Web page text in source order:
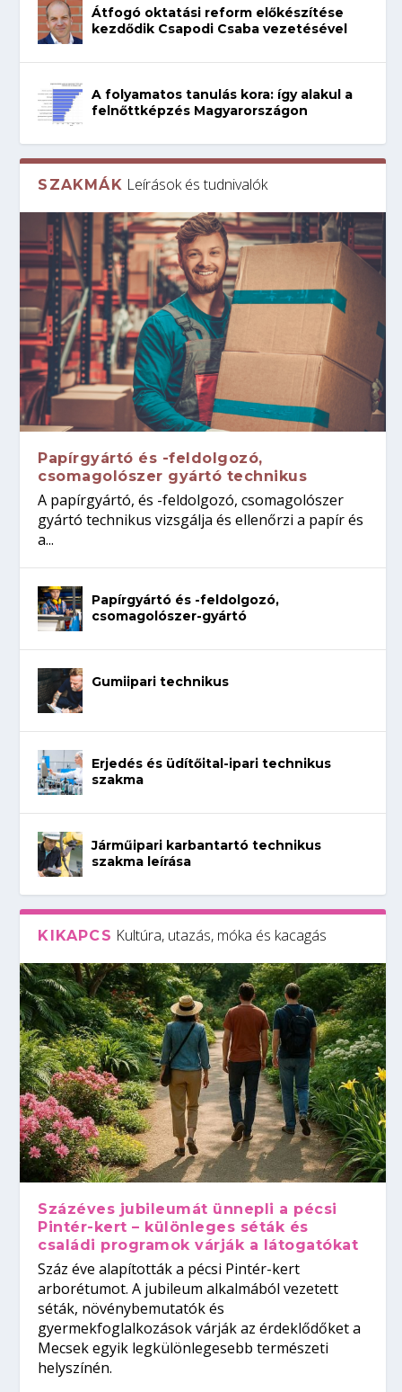
Átfogó oktatási reform előkészítése
kezdődik Csapodi Csaba vezetésével
A folyamatos tanulás kora: így alakul a
felnőttképzés Magyarországon
SZAKMÁK Leírások és tudnivalók
Papírgyártó és -feldolgozó,
csomagolószer gyártó technikus
A papírgyártó, és -feldolgozó, csomagolószer
gyártó technikus vizsgálja és ellenőrzi a papír és
a...
Papírgyártó és -feldolgozó,
csomagolószer-gyártó
Gumiipari technikus
Erjedés és üdítőital-ipari technikus
szakma
Járműipari karbantartó technikus
szakma leírása
KIKAPCS Kultúra, utazás, móka és kacagás
Százéves jubileumát ünnepli a pécsi
Pintér-kert – különleges séták és
családi programok várják a látogatókat
Száz éve alapították a pécsi Pintér-kert
arborétumot. A jubileum alkalmából vezetett
séták, növénybemutatók és
gyermekfoglalkozások várják az érdeklődőket a
Mecsek egyik legkülönlegesebb természeti
helyszínén.